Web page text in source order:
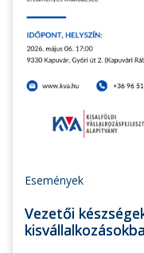
Események
Vezetői